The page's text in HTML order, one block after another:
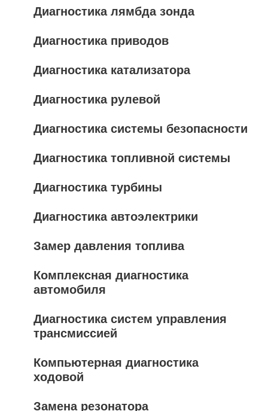
Диагностика лямбда зонда
Диагностика приводов
Диагностика катализатора
Диагностика рулевой
Диагностика системы безопасности
Диагностика топливной системы
Диагностика турбины
Диагностика автоэлектрики
Замер давления топлива
Комплексная диагностика
автомобиля
Диагностика систем управления
трансмиссией
Компьютерная диагностика
ходовой
Замена резонатора